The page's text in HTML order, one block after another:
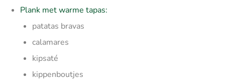
Plank met warme tapas:
patatas bravas
calamares
kipsaté
kippenboutjes